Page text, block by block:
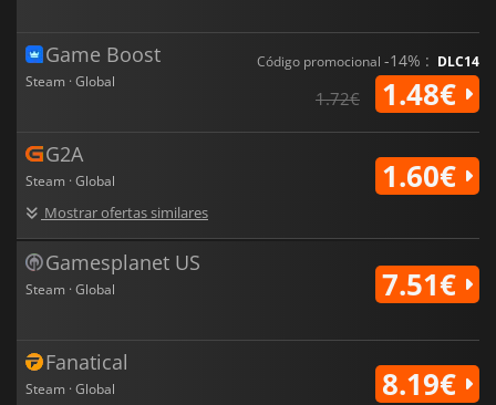
Game Boost
Steam · Global
Código promocional -14% : DLC14
1.72€ 1.48€
G2A
Steam · Global
Mostrar ofertas similares
1.60€
Gamesplanet US
Steam · Global 7.51€
Fanatical
Steam · Global 8.19€